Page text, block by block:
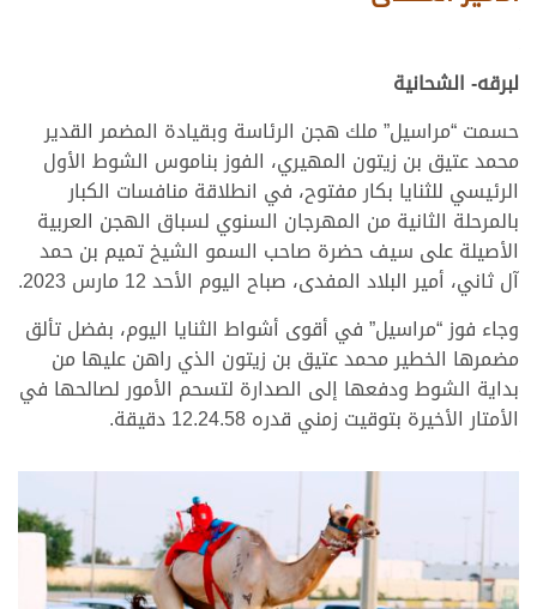
لبرقه- الشحانية
حسمت “مراسيل” ملك هجن الرئاسة وبقيادة المضمر القدير
محمد عتيق بن زيتون المهيري، الفوز بناموس الشوط الأول
الرئيسي للثنايا بكار مفتوح، في انطلاقة منافسات الكبار
بالمرحلة الثانية من المهرجان السنوي لسباق الهجن العربية
الأصيلة على سيف حضرة صاحب السمو الشيخ تميم بن حمد
آل ثاني، أمير البلاد المفدى، صباح اليوم الأحد 12 مارس 2023.
وجاء فوز “مراسيل” في أقوى أشواط الثنايا اليوم، بفضل تألق
مضمرها الخطير محمد عتيق بن زيتون الذي راهن عليها من
بداية الشوط ودفعها إلى الصدارة لتسحم الأمور لصالحها في
الأمتار الأخيرة بتوقيت زمني قدره 12.24.58 دقيقة.